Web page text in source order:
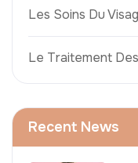
Les Soins Du
Le Traitement
Recent News